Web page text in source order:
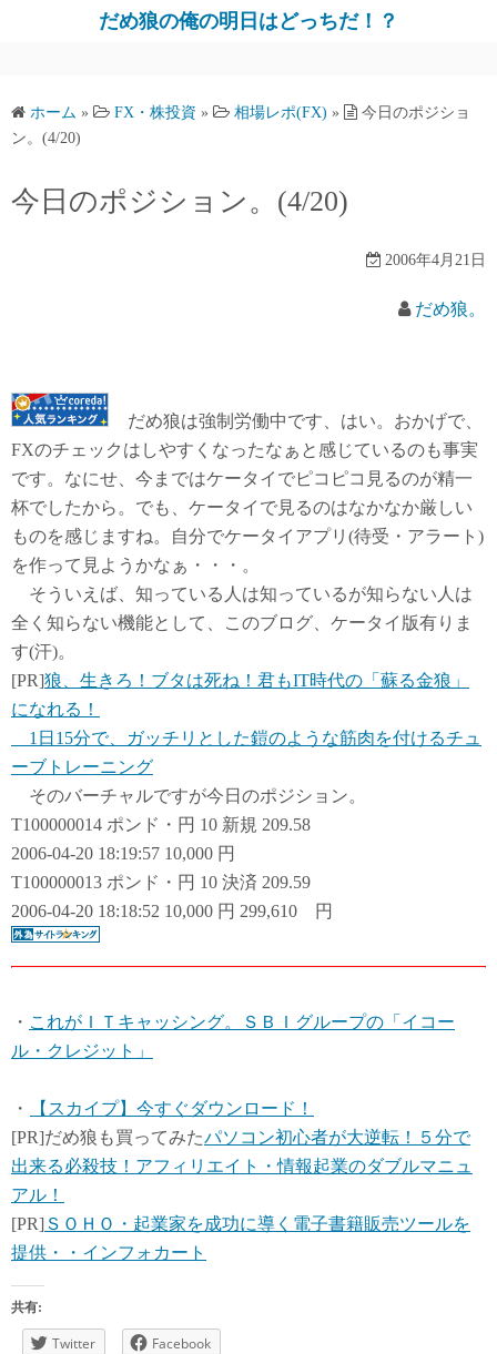
だめ狼の俺の明日はどっちだ！？
ホーム » FX・株投資 » 相場レポ(FX) »
今日のポジショ
ン。(4/20)
今日のポジション。(4/20)
2006年4月21日
だめ狼。
だめ狼は強制労働中です、はい。おかげで、
FXのチェックはしやすくなったなぁと感じているのも事実
です。なにせ、今まではケータイでピコピコ見るのが精一
杯でしたから。でも、ケータイで見るのはなかなか厳しい
ものを感じますね。自分でケータイアプリ(待受・アラート)
を作って見ようかなぁ・・・。
そういえば、知っている人は知っているが知らない人は
全く知らない機能として、このブログ、ケータイ版有りま
す(汗)。
[PR]狼、生きろ！ブタは死ね！君もIT時代の「蘇る金狼」
になれる！
1日15分で、ガッチリとした鎧のような筋肉を付けるチュ
ーブトレーニング
そのバーチャルですが今日のポジション。
T100000014 ポンド・円 10 新規 209.58
2006-04-20 18:19:57 10,000 円
T100000013 ポンド・円 10 決済 209.59
2006-04-20 18:18:52 10,000 円 299,610 円
・ これがＩＴキャッシング。ＳＢＩグループの「イコー
ル・クレジット」
・
【スカイプ】今すぐダウンロード！
[PR]だめ狼も買ってみたパソコン初心者が大逆転！５分で
出来る必殺技！アフィリエイト・情報起業のダブルマニュ
アル！
[PR] ＳＯＨＯ・起業家を成功に導く電子書籍販売ツールを
提供・・インフォカート
共有:
Twitter Facebook